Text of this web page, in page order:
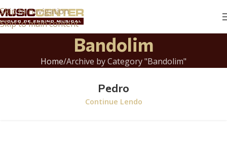
Skip to navigation
Skip to main content
Bandolim
Home Archive by Category "Bandolim"
Pedro
Continue Lendo